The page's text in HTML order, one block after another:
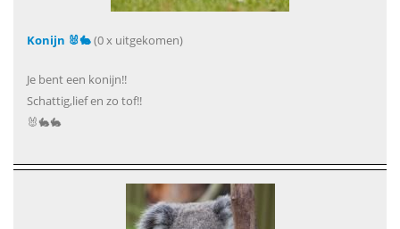
Konijn 🐰🐇(0 x uitgekomen)
Je bent een konijn!!
Schattig,lief en zo tof!!
🐰🐇🐇